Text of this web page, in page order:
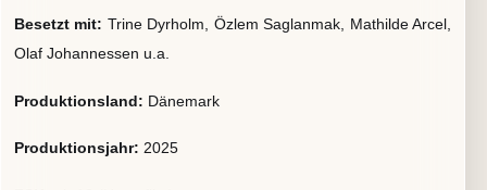
Besetzt mit: Trine Dyrholm, Özlem Saglanmak, Mathilde Arcel,
Olaf Johannessen u.a.
Produktionsland: Dänemark
Produktionsjahr: 2025